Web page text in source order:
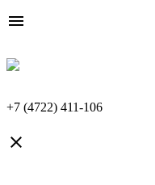

+7 (4722) 411-106
